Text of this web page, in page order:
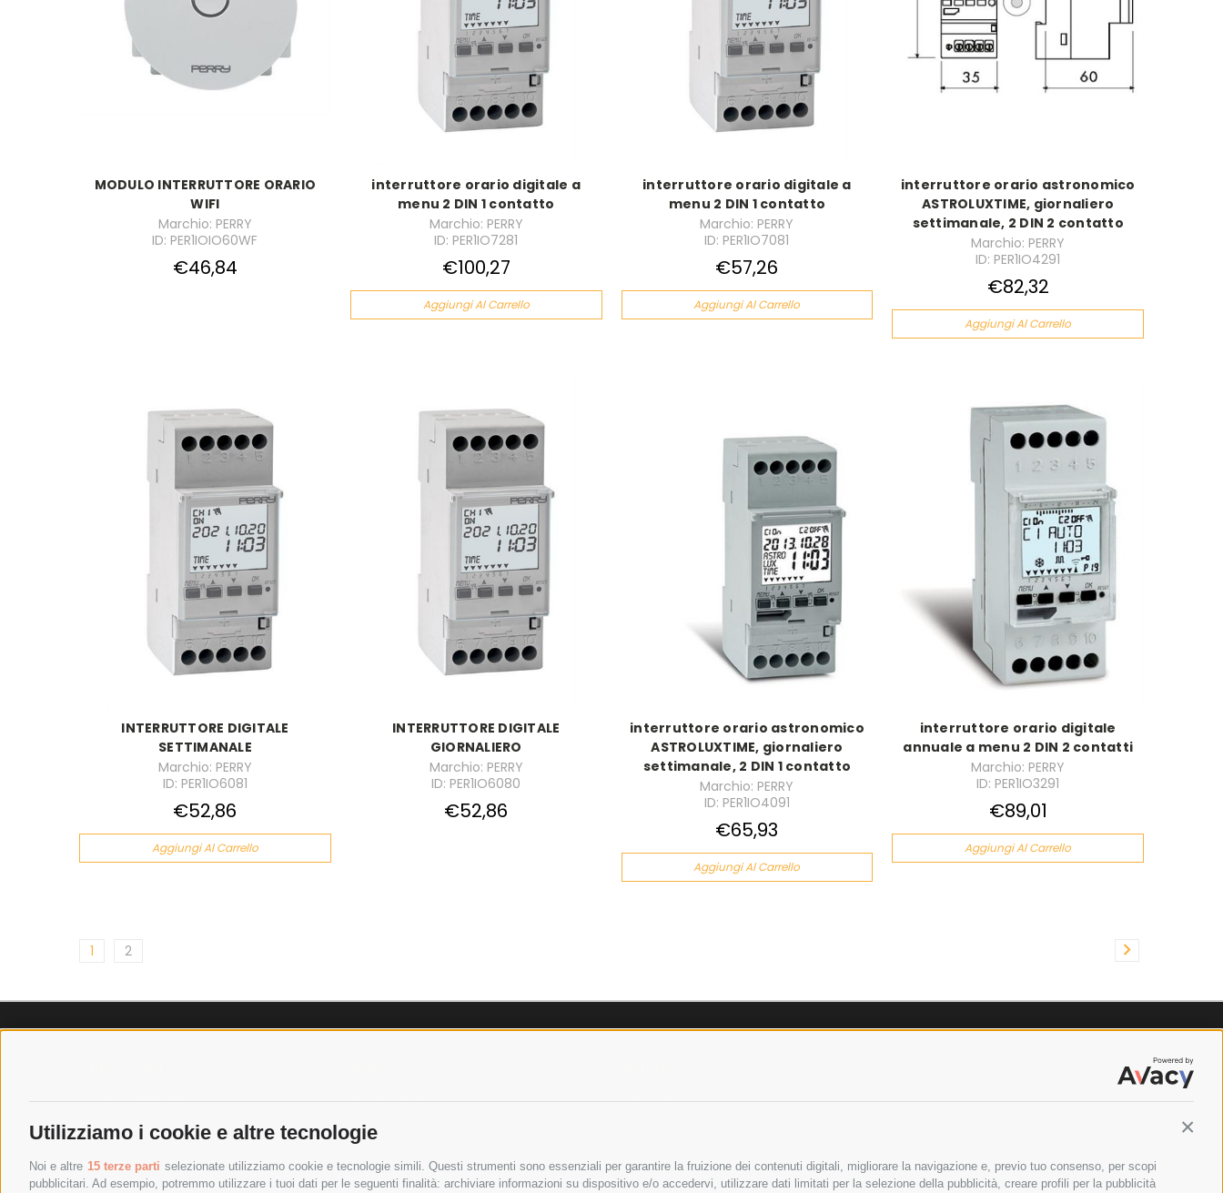
Utilizziamo i cookie e altre tecnologie
Noi e altre 15 terze parti selezionate utilizziamo cookie e tecnologie simili. Questi strumenti sono essenziali per garantire la fruizione dei contenuti digitali, migliorare la navigazione e, previo tuo consenso, per scopi
pubblicitari. Ad esempio, potremmo utilizzare i tuoi dati per le seguenti finalità: archiviare informazioni su dispositivo e/o accedervi, utilizzare dati limitati per la selezione della pubblicità, creare profili per la pubblicità
MODULO INTERRUTTORE ORARIO
WIFI
Marchio: PERRY
ID: PER1IOIO60WF
€46,84
interruttore orario digitale a
menu 2 DIN 1 contatto
Marchio: PERRY
ID: PER1IO7281
€100,27
Aggiungi Al Carrello
interruttore orario digitale a
menu 2 DIN 1 contatto
Marchio: PERRY
ID: PER1IO7081
€57,26
Aggiungi Al Carrello
interruttore orario astronomico
ASTROLUXTIME, giornaliero
settimanale, 2 DIN 2 contatto
Marchio: PERRY
ID: PER1IO4291
€82,32
Aggiungi Al Carrello
INTERRUTTORE DIGITALE
SETTIMANALE
Marchio: PERRY
ID: PER1IO6081
€52,86
Aggiungi Al Carrello
INTERRUTTORE DIGITALE
GIORNALIERO
Marchio: PERRY
ID: PER1IO6080
€52,86
interruttore orario astronomico
ASTROLUXTIME, giornaliero
settimanale, 2 DIN 1 contatto
Marchio: PERRY
ID: PER1IO4091
€65,93
Aggiungi Al Carrello
interruttore orario digitale
annuale a menu 2 DIN 2 contatti
Marchio: PERRY
ID: PER1IO3291
€89,01
Aggiungi Al Carrello
1 2
COSTI DI SPEDIZIONE
TEMPI DI SPEDIZIONE
PRIVACY POLICY
COOKIE POLICY
CHI SIAMO